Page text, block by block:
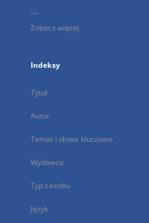
...
Zobacz więcej
Indeksy
Tytuł
Autor
Temat i słowa kluczowe
Wydawca
Typ zasobu
Język